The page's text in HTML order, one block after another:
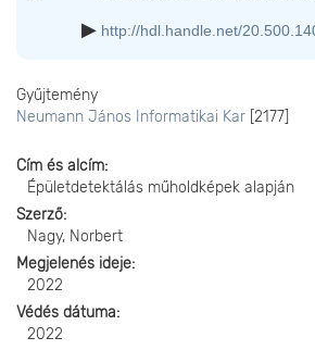
http://hdl.handle.net/
Gyűjtemény
Neumann János Informatikai Kar [2177]
Cím és alcím
Épületdetektálás műholdképek alapján
Szerző
Nagy, Norbert
Megjelenés ideje
2022
Védés dátuma
2022